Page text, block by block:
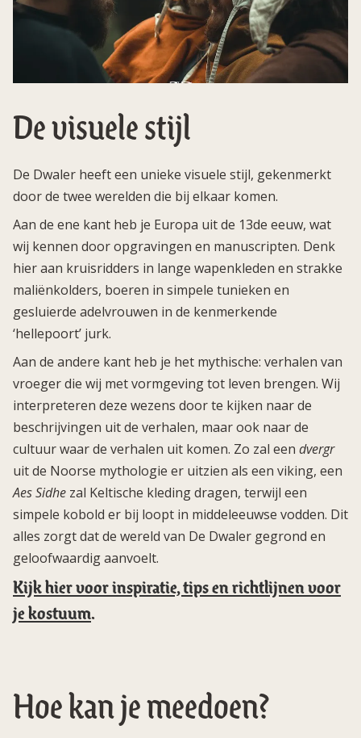
De visuele stijl
De Dwaler heeft een unieke visuele stijl, gekenmerkt
door de twee werelden die bij elkaar komen.
Aan de ene kant heb je Europa uit de 13de eeuw, wat
wij kennen door opgravingen en manuscripten. Denk
hier aan kruisridders in lange wapenkleden en strakke
maliënkolders, boeren in simpele tunieken en
gesluierde adelvrouwen in de kenmerkende
‘hellepoort’ jurk.
Aan de andere kant heb je het mythische: verhalen van
vroeger die wij met vormgeving tot leven brengen. Wij
interpreteren deze wezens door te kijken naar de
beschrijvingen uit de verhalen, maar ook naar de
cultuur waar de verhalen uit komen. Zo zal een dvergr
uit de Noorse mythologie er uitzien als een viking, een
Aes Sidhe zal Keltische kleding dragen, terwijl een
simpele kobold er bij loopt in middeleeuwse vodden. Dit
alles zorgt dat de wereld van De Dwaler gegrond en
geloofwaardig aanvoelt.
Kijk hier voor inspiratie, tips en richtlijnen voor
je kostuum.
Hoe kan je meedoen?